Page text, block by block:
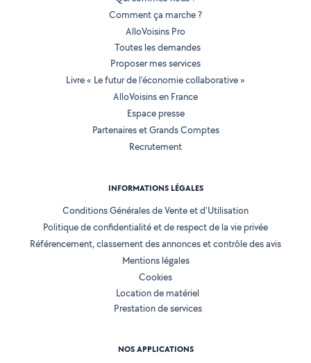
Comment ça marche ?
AlloVoisins Pro
Toutes les demandes
Proposer mes services
Livre « Le futur de l'économie collaborative »
AlloVoisins en France
Espace presse
Partenaires et Grands Comptes
Recrutement
INFORMATIONS LÉGALES
Conditions Générales de Vente et d'Utilisation
Politique de confidentialité et de respect de la vie privée
Référencement, classement des annonces et contrôle des avis
Mentions légales
Cookies
Location de matériel
Prestation de services
NOS APPLICATIONS